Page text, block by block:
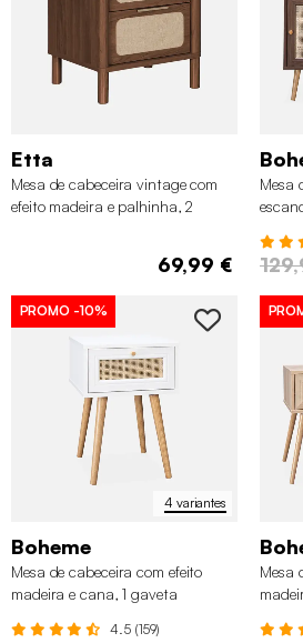
Etta
Mesa de cabeceira vintage com
efeito madeira e palhinha, 2
69,99 €
Mesa
4 variantes
PROMO -10%
Boheme
Mesa de cabeceira com efeito
madeira e cana, 1 gaveta
4.5 (159)
Mesa